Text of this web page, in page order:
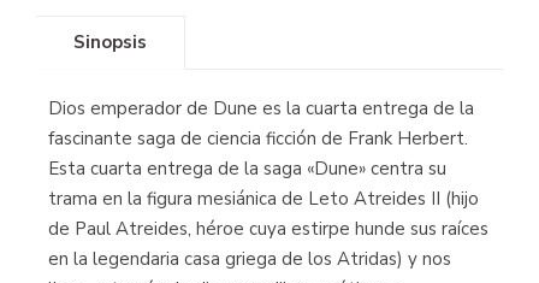
Sinopsis
Dios emperador de Dune es la cuarta entrega de la
fascinante saga de ciencia ficción de Frank Herbert.
Esta cuarta entrega de la saga «Dune» centra su
trama en la figura mesiánica de Leto Atreides II (hijo
de Paul Atreides, héroe cuya estirpe hunde sus raíces
en la legendaria casa griega de los Atridas) y nos